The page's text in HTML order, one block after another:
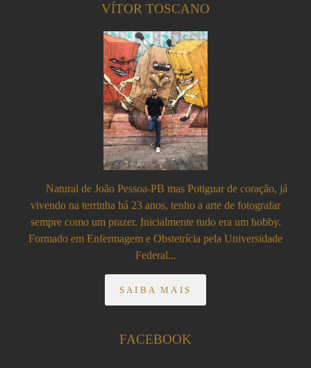
VÍTOR TOSCANO
Natural de João Pessoa-PB mas Potiguar de coração, já
vivendo na terrinha há 23 anos, tenho a arte de fotografar
sempre como um prazer. Inicialmente tudo era um hobby.
Formado em Enfermagem e Obstetrícia pela Universidade
Federal...
SAIBA MAIS
FACEBOOK